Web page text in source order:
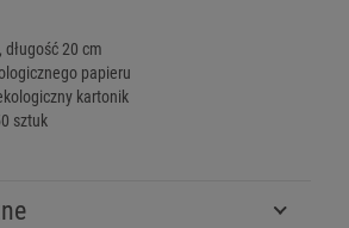
20 cm
papieru
kartonik
sztuk